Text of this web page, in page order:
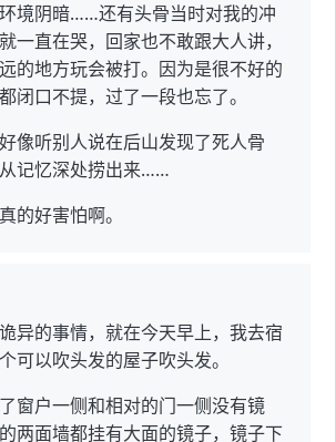
境阴暗……还有头骨当时对我的冲
一直在哭，回家也不敢跟大人讲，
的地方玩会被打。因为是很不好的
闭口不提，过了一段也忘了。
像听别人说在后山发现了死人骨
记忆深处捞出来……
的好害怕啊。
异的事情，就在今天早上，我去宿
可以吹头发的屋子吹头发。
窗户一侧和相对的门一侧没有镜
两面墙都挂有大面的镜子，镜子下